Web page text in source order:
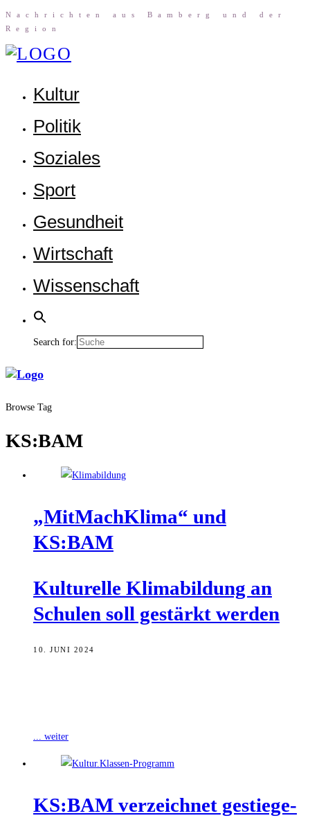
Nach­rich­ten aus Bam­berg und der
Region
Kul­tur
Poli­tik
Sozia­les
Sport
Gesund­heit
Wirt­schaft
Wis­sen­schaft
Search for:
Browse Tag
KS:BAM
„Mit­Mach­Kli­ma“ und
KS:BAM
Kul­tu­rel­le Kli­ma­bil­dung an
Schu­len soll gestärkt werden
10. JUNI 2024
... weiter
KS:BAM ver­zeich­net gestie­ge­